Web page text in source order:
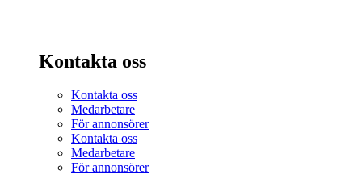
Kontakta oss
Kontakta oss
Medarbetare
För annonsörer
Kontakta oss
Medarbetare
För annonsörer